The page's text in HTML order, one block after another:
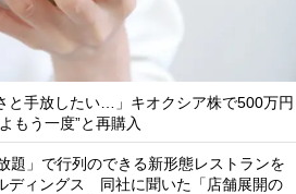
と手放したい…」キオクシア株で500万円
もう一度”と再購入
題」で行列のできる新形態レストランを
ディングス 同社に聞いた「店舗展開の